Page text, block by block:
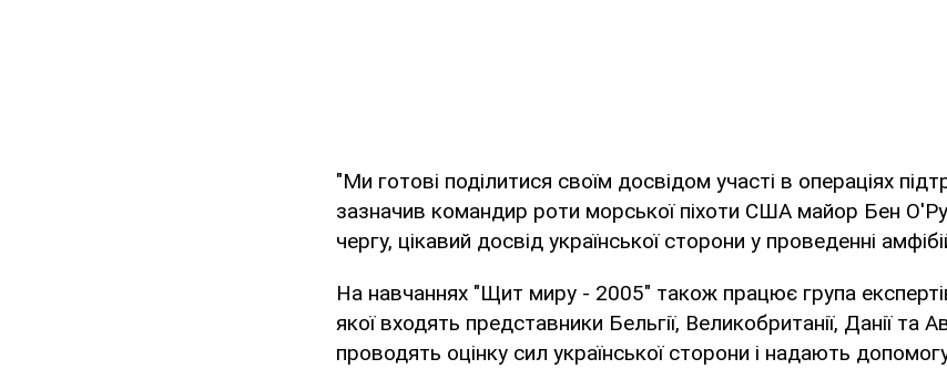
"Ми готові поділитися своїм досвідом участі в операціях
зазначив командир роти морської піхоти США майор Бен
чергу, цікавий досвід української сторони у проведенні
На навчаннях "Щит миру - 2005" також працює група
якої входять представники Бельгії, Великобританії, Данії та
проводять оцінку сил української сторони і надають